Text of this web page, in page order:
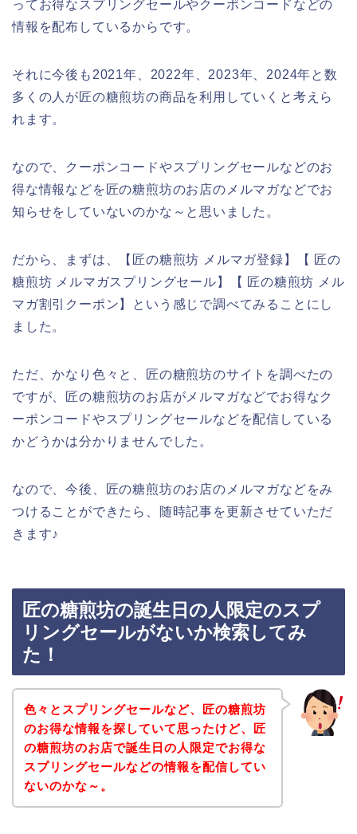
ってお得なスプリングセールやクーポンコードなどの
情報を配布しているからです。
それに今後も2021年、2022年、2023年、2024年と数
多くの人が匠の糖煎坊の商品を利用していくと考えら
れます。
なので、クーポンコードやスプリングセールなどのお
得な情報などを匠の糖煎坊のお店のメルマガなどでお
知らせをしていないのかな～と思いました。
だから、まずは、【匠の糖煎坊 メルマガ登録】【 匠の
糖煎坊 メルマガスプリングセール】【 匠の糖煎坊 メル
マガ割引クーポン】という感じで調べてみることにし
ました。
ただ、かなり色々と、匠の糖煎坊のサイトを調べたの
ですが、匠の糖煎坊のお店がメルマガなどでお得なク
ーポンコードやスプリングセールなどを配信している
かどうかは分かりませんでした。
なので、今後、匠の糖煎坊のお店のメルマガなどをみ
つけることができたら、随時記事を更新させていただ
きます♪
匠の糖煎坊の誕生日の人限定のスプ
リングセールがないか検索してみ
た！
色々とスプリングセールなど、匠の糖煎坊
のお得な情報を探していて思ったけど、匠
の糖煎坊のお店で誕生日の人限定でお得な
スプリングセールなどの情報を配信してい
ないのかな～。